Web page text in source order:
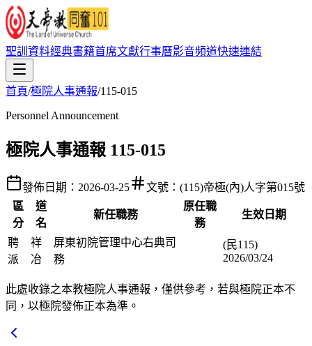
聖訓資料經典書籍首席文獻行事曆影音頻道快速連結
首頁/極院人事通報/115-015
Personnel Announcement
極院人事通報 115-015
發佈日期： 2026-03-25 文號： (115)帝極(內)人字第015號
區
分
道
名
新任職務
原任職
務
生效日期
聘
派
祥
冶
屏東初院管理中心右典司
務
(民115)
2026/03/24
此處收錄之本教極院人事通報，僅供參考，若與極院正本不
同，以極院發佈正本為準。